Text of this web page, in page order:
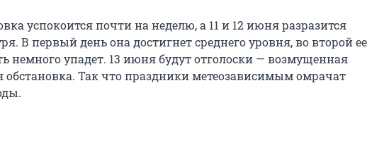
успокоится почти на неделю, а 11 и 12 июня разразится
В первый день она достигнет среднего уровня, во второй ее
немного упадет. 13 июня будут отголоски — возмущенная
обстановка. Так что праздники метеозависимым омрачат